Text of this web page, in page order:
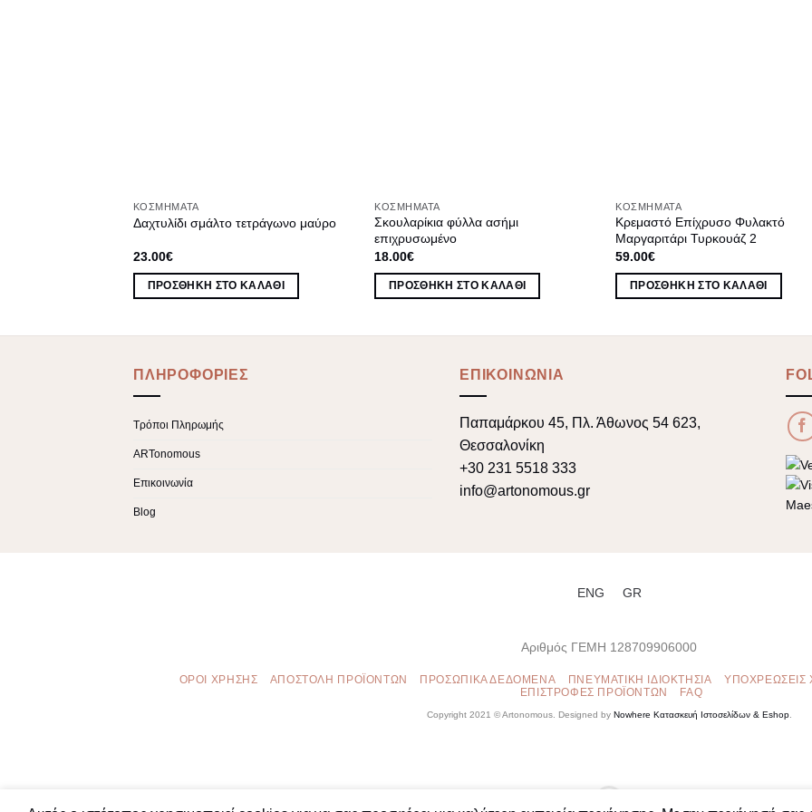
ΚΟΣΜΉΜΑΤΑ
Δαχτυλίδι σμάλτο τετράγωνο μαύρο
23.00€
ΠΡΟΣΘΉΚΗ ΣΤΟ ΚΑΛΆΘΙ
ΚΟΣΜΉΜΑΤΑ
Σκουλαρίκια φύλλα ασήμι
επιχρυσωμένο
18.00€
ΠΡΟΣΘΉΚΗ ΣΤΟ ΚΑΛΆΘΙ
ΚΟΣΜΉΜΑΤΑ
Κρεμαστό Επίχρυσο Φυλακτό
Μαργαριτάρι Τυρκουάζ 2
59.00€
ΠΡΟΣΘΉΚΗ ΣΤΟ ΚΑΛΆΘΙ
ΠΛΗΡΟΦΟΡΙΕΣ
Τρόποι Πληρωμής
ARTonomous
Επικοινωνία
Blog
ΕΠΙΚΟΙΝΩΝΙΑ
Παπαμάρκου 45, Πλ. Άθωνος 54 623,
Θεσσαλονίκη
+30 231 5518 333
info@artonomous.gr
ENG GR
Αριθμός ΓΕΜΗ 128709906000
ΌΡΟΙ ΧΡΉΣΗΣ ΑΠΟΣΤΟΛΉ ΠΡΟΪΌΝΤΩΝ ΠΡΟΣΩΠΙΚΆ ΔΕΔΟΜΈΝΑ ΠΝΕΥΜΑΤΙΚΉ ΙΔΙΟΚΤΗΣΊΑ ΥΠΟΧΡΕΏΣΕΙΣ
ΕΠΙΣΤΡΟΦΈΣ ΠΡΟΪΌΝΤΩΝ
FAQ
Copyright 2021 ©Artonomous. Designed by Nowhere Κατασκευή Ιστοσελίδων & Eshop.